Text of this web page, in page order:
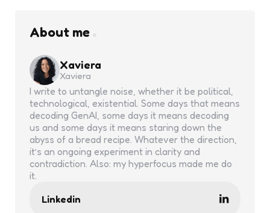
About me
Xaviera
Xaviera
I write to untangle noise, whether it be political,
technological, existential. Some days that means
decoding GenAI, some days it means decoding
us and some days it means staring down the
abyss of a bread recipe. Whatever the direction,
it’s an ongoing experiment in clarity and
contradiction. Also: my hyperfocus made me do
it.
Linkedin